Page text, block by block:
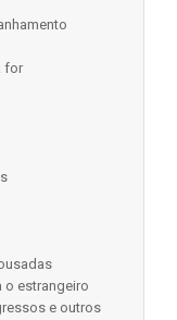
for
o estrangeiro
e outros